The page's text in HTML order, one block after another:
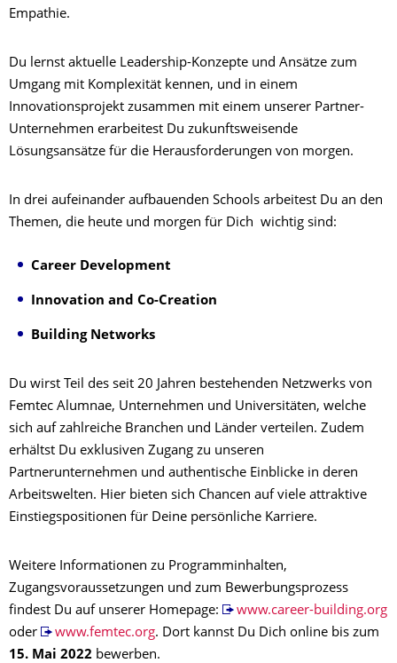
Empathie.
Du lernst aktuelle Leadership-Konzepte und Ansätze zum
Umgang mit Komplexität kennen, und in einem
Innovationsprojekt zusammen mit einem unserer Partner-
Unternehmen erarbeitest Du zukunftsweisende
Lösungsansätze für die Herausforderungen von morgen.
In drei aufeinander aufbauenden Schools arbeitest Du an den
Themen, die heute und morgen für Dich wichtig sind:
Career Development
Innovation and Co-Creation
Building Networks
Du wirst Teil des seit 20 Jahren bestehenden Netzwerks von
Femtec Alumnae, Unternehmen und Universitäten, welche
sich auf zahlreiche Branchen und Länder verteilen. Zudem
erhältst Du exklusiven Zugang zu unseren
Partnerunternehmen und authentische Einblicke in deren
Arbeitswelten. Hier bieten sich Chancen auf viele attraktive
Einstiegspositionen für Deine persönliche Karriere.
Weitere Informationen zu Programminhalten,
Zugangsvoraussetzungen und zum Bewerbungsprozess
findest Du auf unserer Homepage:
www.career-building.org
oder
www.femtec.org. Dort kannst Du Dich online bis zum
15. Mai 2022 bewerben.